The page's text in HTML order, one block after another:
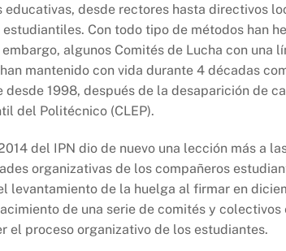
educativas, desde rectores hasta directivos
Con todo tipo de métodos han
algunos Comités de Lucha con una
mantenido con vida durante 4 décadas
desde 1998, después de la desaparición de
del Politécnico (CLEP).
del IPN dio de nuevo una lección más a
organizativas de los compañeros
levantamiento de la huelga al firmar en
de una serie de comités y
el proceso organizativo de los estudiantes.